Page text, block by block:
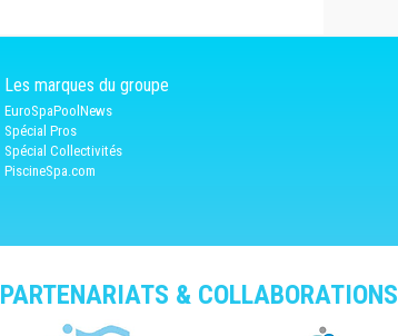
Les marques du groupe
EuroSpaPoolNews
Spécial Pros
Spécial Collectivités
PiscineSpa.com
PARTENARIATS & COLLABORATIONS